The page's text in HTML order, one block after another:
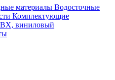
материалы Водосточные
Комплектующие
виниловый